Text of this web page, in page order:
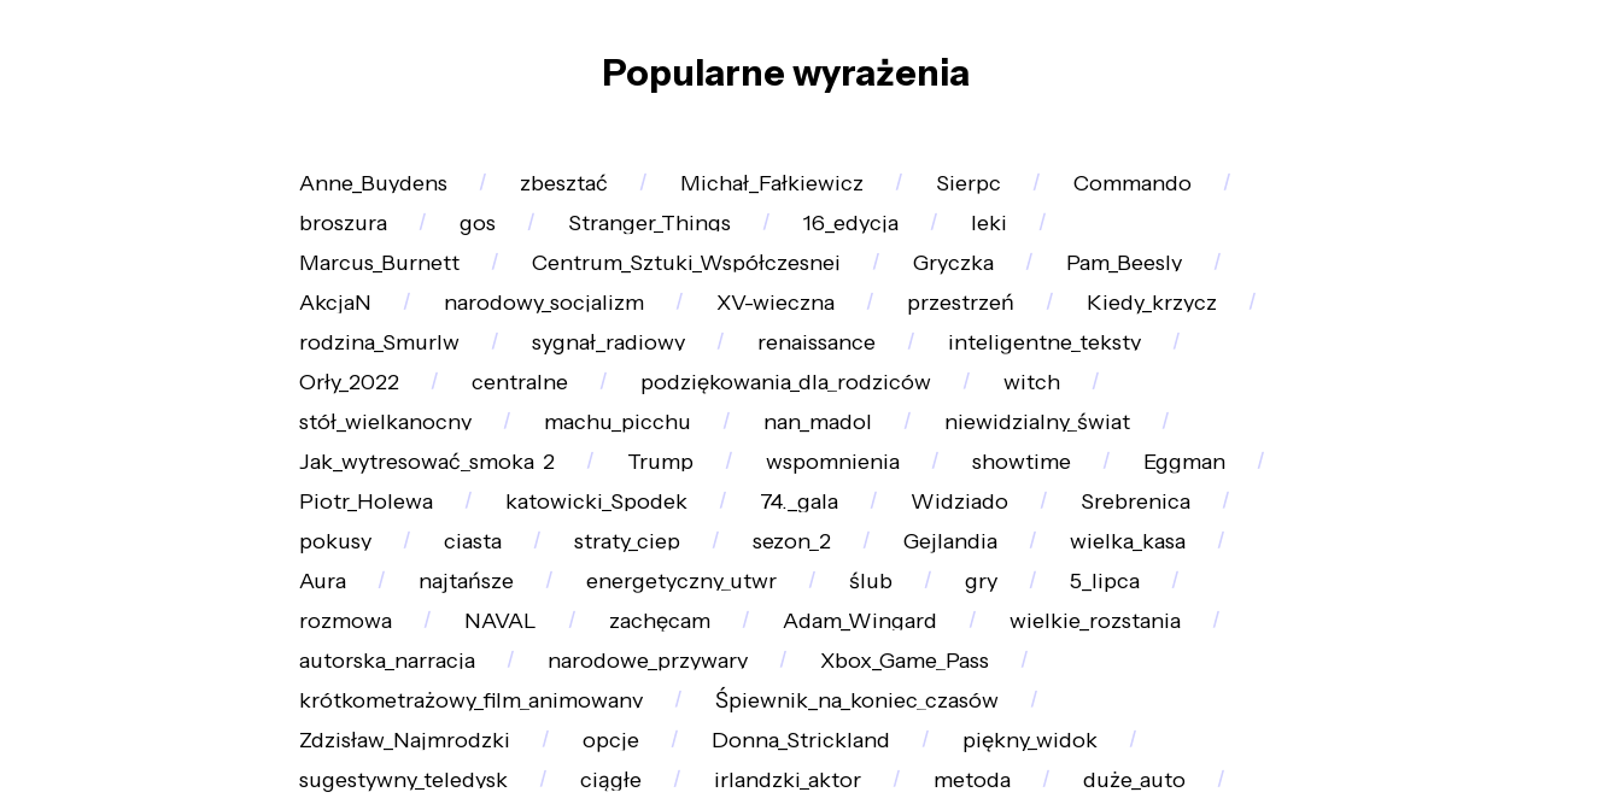
Popularne wyrażenia
Anne_Buydens zbesztać Michał_Fałkiewicz Sierpc
Commando
broszura
gos Stranger_Things 16_edycja
leki
Marcus_Burnett
Centrum_Sztuki_Współczesnej Gryczka
Pam_Beesly
AkcjaN
narodowy_socjalizm XV-wieczna przestrzeń
Kiedy_krzycz
rodzina_Smurlw
sygnał_radiowy renaissance
inteligentne_teksty
Orły_2022
centralne podziękowania_dla_rodziców
witch
stół_wielkanocny
machu_picchu nan_madol
niewidzialny_świat
Jak_wytresować_smoka_2
Trump wspomnienia showtime
Eggman
Piotr_Holewa
katowicki_Spodek 74._gala Widziado
Srebrenica
pokusy
ciasta straty_ciep sezon_2 Gejlandia
wielka_kasa
Aura
najtańsze energetyczny_utwr ślub gry
5_lipca
rozmowa
NAVAL zachęcam Adam_Wingard
wielkie_rozstania
autorska_narracja
narodowe_przywary
Xbox_Game_Pass
krótkometrażowy_film_animowany
Śpiewnik_na_koniec_czasów
Zdzisław_Najmrodzki
opcje Donna_Strickland
piękny_widok
sugestywny_teledysk
ciągłe irlandzki_aktor metoda
duże_auto